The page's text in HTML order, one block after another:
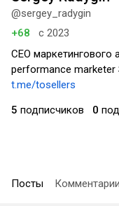
@sergey_radygin
+68
с 2023
CEO маркетингового
performance marketer
t.me/tosellers
5 подписчиков 0
Посты Комментарии